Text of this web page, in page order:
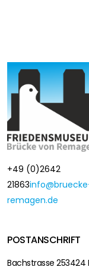
+49 (0)2642
21863
remagen.de
POSTANSCHRIFT
Bachstrasse 253424